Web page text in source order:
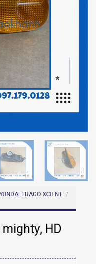
TRAGO XCIENT /
HD